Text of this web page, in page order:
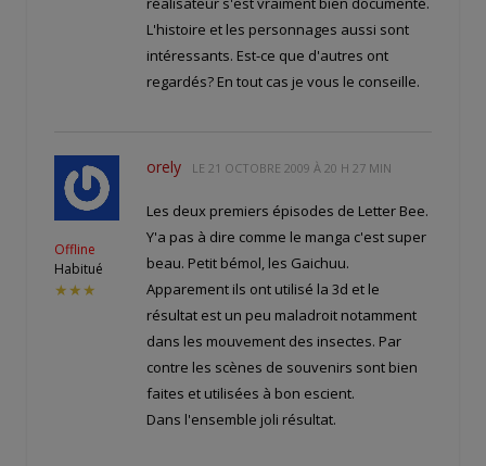
L'histoire et les personnages aussi sont
intéressants. Est-ce que d'autres ont
regardés? En tout cas je vous le conseille.
Offline
Habitué
★★★
orely LE 21 OCTOBRE 2009 À 20 H 27 MIN
Les deux premiers épisodes de Letter Bee.
Y'a pas à dire comme le manga c'est super
beau. Petit bémol, les Gaichuu.
Apparement ils ont utilisé la 3d et le
résultat est un peu maladroit notamment
dans les mouvement des insectes. Par
contre les scènes de souvenirs sont bien
faites et utilisées à bon escient.
Dans l'ensemble joli résultat.